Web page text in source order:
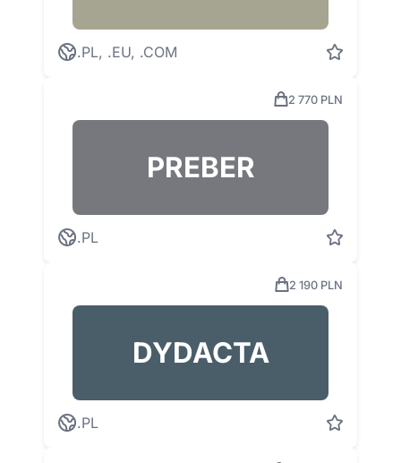
.PL, .EU, .COM
2 770 PLN
PREBER
.PL
2 190 PLN
DYDACTA
.PL